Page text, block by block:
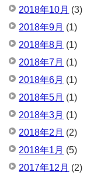
2018年10月 (3)
2018年9月 (1)
2018年8月 (1)
2018年7月 (1)
2018年6月 (1)
2018年5月 (1)
2018年3月 (1)
2018年2月 (2)
2018年1月 (5)
2017年12月 (2)